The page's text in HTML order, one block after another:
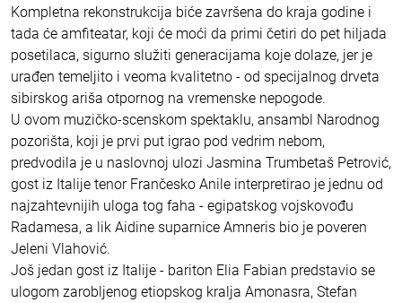
Kompletna rekonstrukcija biće završena do kraja godine i
tada će amfiteatar, koji će moći da primi četiri do pet hiljada
posetilaca, sigurno služiti generacijama koje dolaze, jer je
urađen temeljito i veoma kvalitetno - od specijalnog drveta
sibirskog ariša otpornog na vremenske nepogode.
U ovom muzičko-scenskom spektaklu, ansambl Narodnog
pozorišta, koji je prvi put igrao pod vedrim nebom,
predvodila je u naslovnoj ulozi Jasmina Trumbetaš Petrović,
gost iz Italije tenor Frančesko Anile interpretirao je jednu od
najzahtevnijih uloga tog faha - egipatskog vojskovođu
Radamesa, a lik Aidine suparnice Amneris bio je poveren
Jeleni Vlahović.
Još jedan gost iz Italije - bariton Elia Fabian predstavio se
ulogom zarobljenog etiopskog kralja Amonasra, Stefan